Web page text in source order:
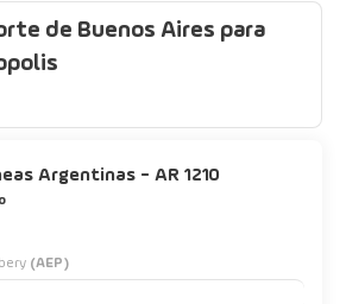
de Buenos Aires para
Argentinas - AR 1210
(AEP)